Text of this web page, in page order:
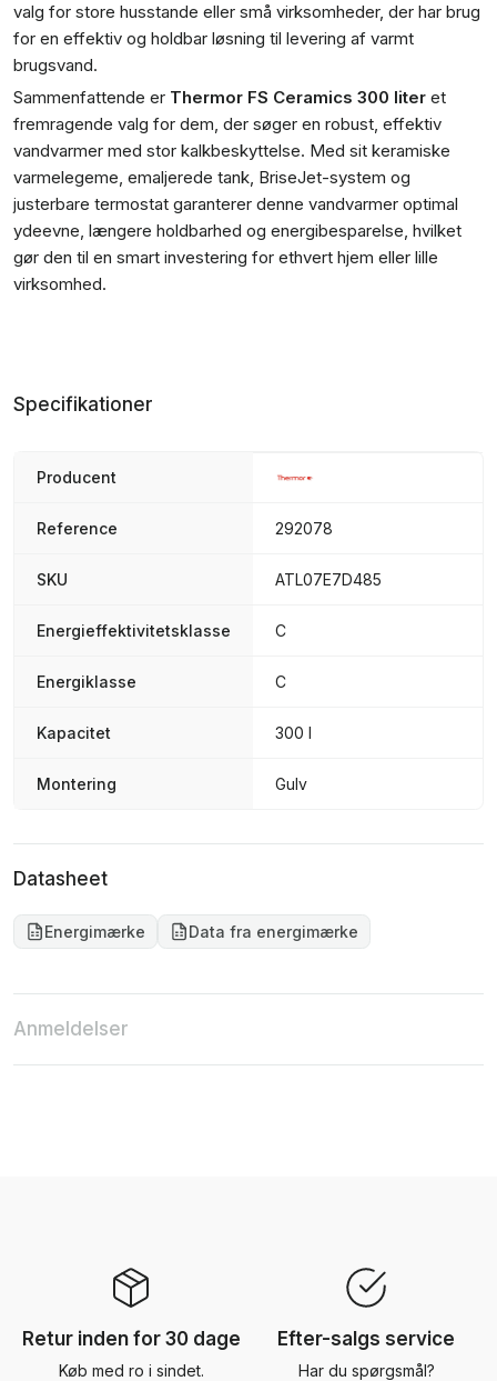
valg for store husstande eller små virksomheder, der har brug
for en effektiv og holdbar løsning til levering af varmt
brugsvand.
Sammenfattende er Thermor FS Ceramics 300 liter et
fremragende valg for dem, der søger en robust, effektiv
vandvarmer med stor kalkbeskyttelse. Med sit keramiske
varmelegeme, emaljerede tank, BriseJet-system og
justerbare termostat garanterer denne vandvarmer optimal
ydeevne, længere holdbarhed og energibesparelse, hvilket
gør den til en smart investering for ethvert hjem eller lille
virksomhed.
Specifikationer
Producent
Reference 292078
SKU ATL07E7D485
Energieffektivitetsklasse C
Energiklasse C
Kapacitet 300 l
Montering Gulv
Datasheet
Energimærke Data fra energimærke
Anmeldelser
Retur inden for 30 dage
Køb med ro i sindet.
Efter-salgs service
Har du spørgsmål?